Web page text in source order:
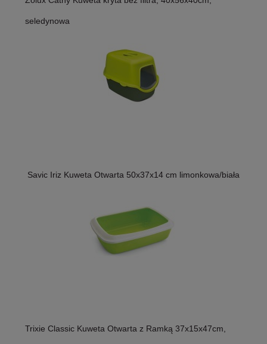
seledynowa
Savic Iriz Kuweta Otwarta 50x37x14 cm limonkowa/biała
Trixie Classic Kuweta Otwarta z Ramką 37x15x47cm,